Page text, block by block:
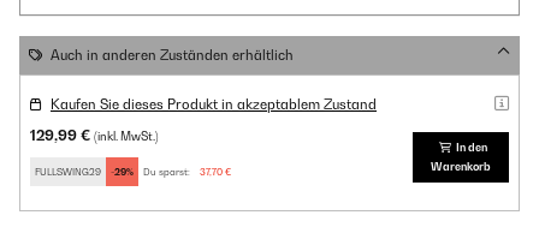
Auch in anderen Zuständen erhältlich
Kaufen Sie dieses Produkt in akzeptablem Zustand
129,99 € (inkl. MwSt.)
FULLSWING29 -29% Du sparst: 37,70 €
In den
Warenkorb